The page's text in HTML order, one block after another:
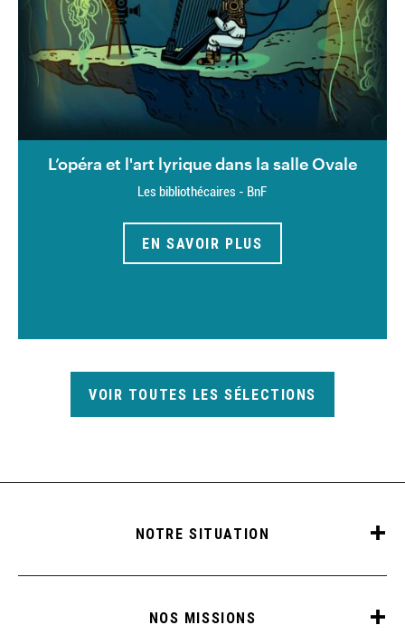
L’opéra et l'art lyrique dans la salle Ovale
Les bibliothécaires - BnF
EN SAVOIR PLUS
VOIR TOUTES LES SÉLECTIONS
NOTRE SITUATION
NOS MISSIONS